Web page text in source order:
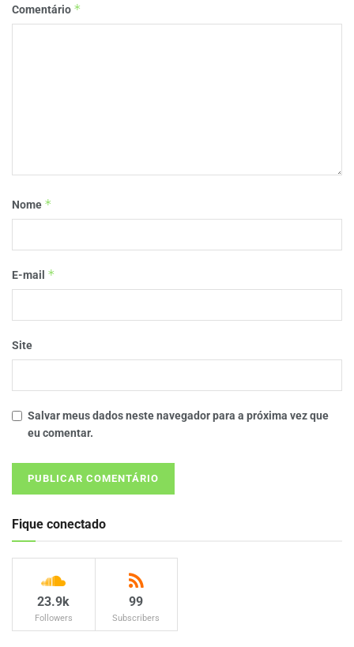
Comentário *
Nome *
E-mail *
Site
Salvar meus dados neste navegador para a próxima vez que
eu comentar.
Fique conectado
23.9k
Followers
99
Subscribers